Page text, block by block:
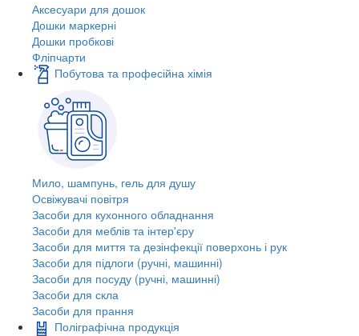
Аксесуари для дошок
Дошки маркерні
Дошки пробкові
Фліпчарти
Побутова та професійна хімія
Мило, шампунь, гель для душу
Освіжувачі повітря
Засоби для кухонного обладнання
Засоби для меблів та інтер'єру
Засоби для миття та дезінфекції поверхонь і рук
Засоби для підлоги (ручні, машинні)
Засоби для посуду (ручні, машинні)
Засоби для скла
Засоби для прання
Поліграфічна продукція